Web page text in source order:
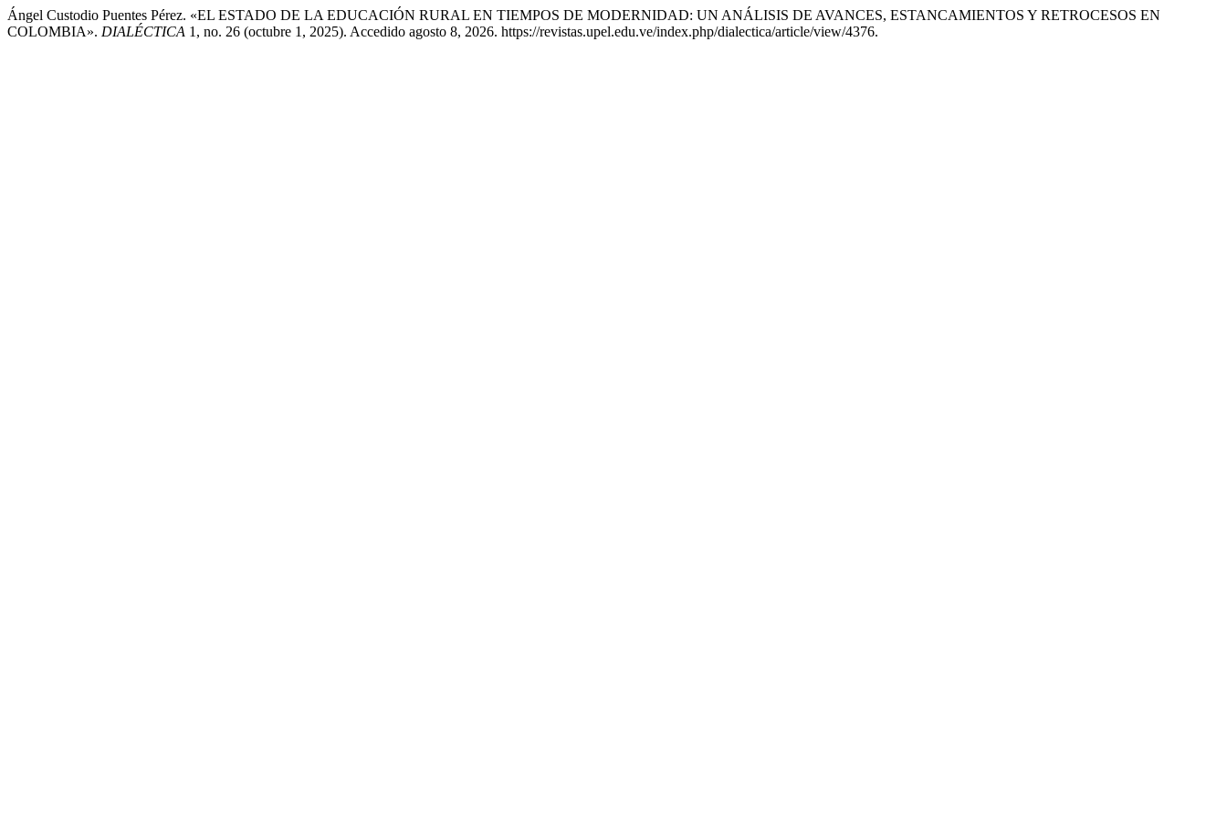
Ángel Custodio Puentes Pérez. «EL ESTADO DE LA EDUCACIÓN RURAL EN TIEMPOS DE MODERNIDAD: UN ANÁLISIS DE AVANCES, ESTANCAMIENTOS Y RETROCESOS EN
COLOMBIA». DIALÉCTICA 1, no. 26 (octubre 1, 2025). Accedido agosto 8, 2026. https://revistas.upel.edu.ve/index.php/dialectica/article/view/4376.